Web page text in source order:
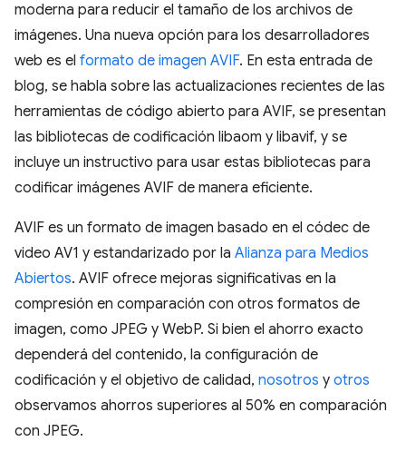
moderna para reducir el tamaño de los archivos de
imágenes. Una nueva opción para los desarrolladores
web es el formato de imagen AVIF. En esta entrada de
blog, se habla sobre las actualizaciones recientes de las
herramientas de código abierto para AVIF, se presentan
las bibliotecas de codificación libaom y libavif, y se
incluye un instructivo para usar estas bibliotecas para
codificar imágenes AVIF de manera eficiente.
AVIF es un formato de imagen basado en el códec de
video AV1 y estandarizado por la Alianza para Medios
Abiertos. AVIF ofrece mejoras significativas en la
compresión en comparación con otros formatos de
imagen, como JPEG y WebP. Si bien el ahorro exacto
dependerá del contenido, la configuración de
codificación y el objetivo de calidad, nosotros y otros
observamos ahorros superiores al 50% en comparación
con JPEG.